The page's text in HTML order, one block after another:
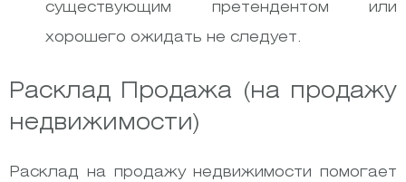
существующим претендентом или
хорошего ожидать не следует.
Расклад Продажа (на продажу
недвижимости)
Расклад на продажу недвижимости помогает